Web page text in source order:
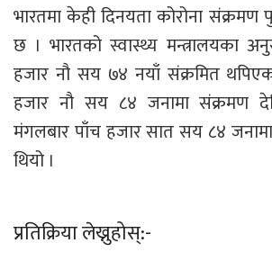
भारतमा केही दिनयता कोरोना संक्रमण
छ । भारतको स्वास्थ्य मन्त्रालयका
हजार नौ सय ७४ नयाँ संक्रमित
हजार नौ सय ८४ जनामा संक्रमण
मंगलबार पाँच हजार सात सय ८४
थियो ।
प्रतिक्रिया लेख्नुहोस्:-